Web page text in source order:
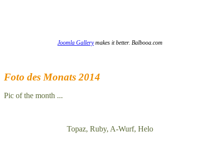
Joomla Gallerymakes it better. Balbooa.com
Foto des Monats 2014
Pic of the month ...
Topaz, Ruby, A-Wurf, Helo